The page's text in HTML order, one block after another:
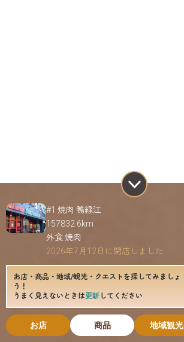
#1 焼肉 鴨緑江
157832.6km
外食 焼肉
2026年7月12日に閉店しました
お店・商品・地域/観光・クエストを探してみましょ
う！
うまく見えないときは更新 してください
お店 商品 地域観光